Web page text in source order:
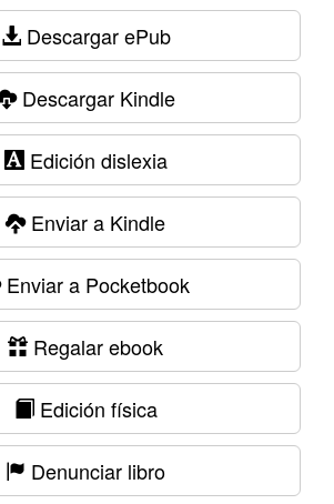
Descargar ePub
Descargar Kindle
Edición dislexia
Enviar a Kindle
Enviar a Pocketbook
Regalar ebook
Edición física
Denunciar libro